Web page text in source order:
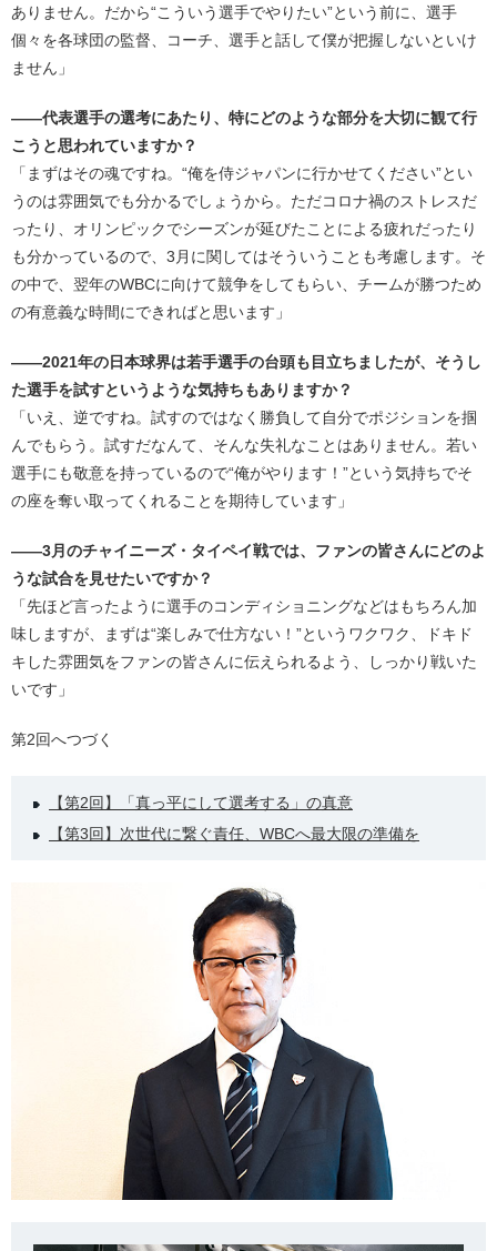
ありません。だから“こういう選手でやりたい”という前に、選手
個々を各球団の監督、コーチ、選手と話して僕が把握しないといけ
ません」
――代表選手の選考にあたり、特にどのような部分を大切に観て行
こうと思われていますか？
「まずはその魂ですね。“俺を侍ジャパンに行かせてください”とい
うのは雰囲気でも分かるでしょうから。ただコロナ禍のストレスだ
ったり、オリンピックでシーズンが延びたことによる疲れだったり
も分かっているので、3月に関してはそういうことも考慮します。そ
の中で、翌年のWBCに向けて競争をしてもらい、チームが勝つため
の有意義な時間にできればと思います」
――2021年の日本球界は若手選手の台頭も目立ちましたが、そうし
た選手を試すというような気持ちもありますか？
「いえ、逆ですね。試すのではなく勝負して自分でポジションを掴
んでもらう。試すだなんて、そんな失礼なことはありません。若い
選手にも敬意を持っているので“俺がやります！”という気持ちでそ
の座を奪い取ってくれることを期待しています」
――3月のチャイニーズ・タイペイ戦では、ファンの皆さんにどのよ
うな試合を見せたいですか？
「先ほど言ったように選手のコンディショニングなどはもちろん加
味しますが、まずは“楽しみで仕方ない！”というワクワク、ドキド
キした雰囲気をファンの皆さんに伝えられるよう、しっかり戦いた
いです」
第2回へつづく
【第2回】「真っ平にして選考する」の真意
【第3回】次世代に繋ぐ責任、WBCへ最大限の準備を